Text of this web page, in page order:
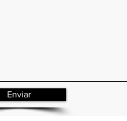
Enviar